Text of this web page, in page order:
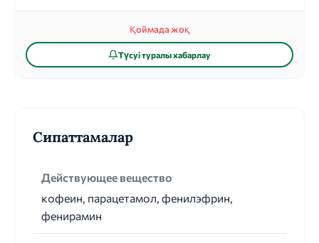
Қоймада жоқ
Түсуі туралы хабарлау
Сипаттамалар
Действующее вещество
кофеин, парацетамол, фенилэфрин,
фенирамин